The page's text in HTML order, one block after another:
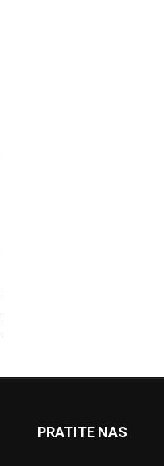
PRATITE NAS